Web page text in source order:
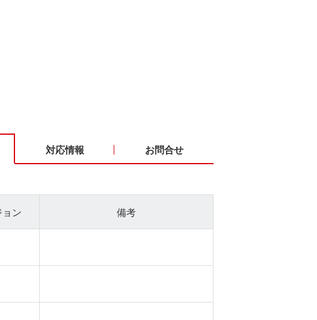
対応情報 お問合せ
ン 備考